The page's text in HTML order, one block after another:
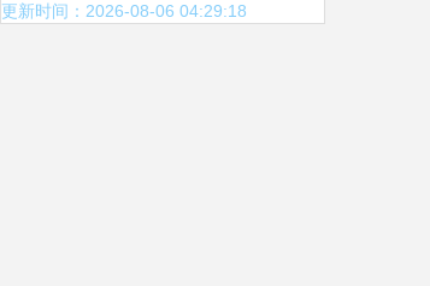
更新时间：2026-08-06 04:29:18